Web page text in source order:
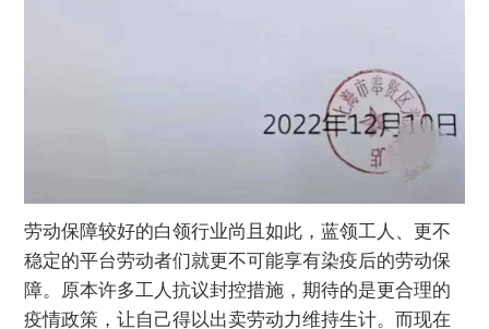
劳动保障较好的白领行业尚且如此，蓝领工人、更不
稳定的平台劳动者们就更不可能享有染疫后的劳动保
障。原本许多工人抗议封控措施，期待的是更合理的
疫情政策，让自己得以出卖劳动力维持生计。而现在